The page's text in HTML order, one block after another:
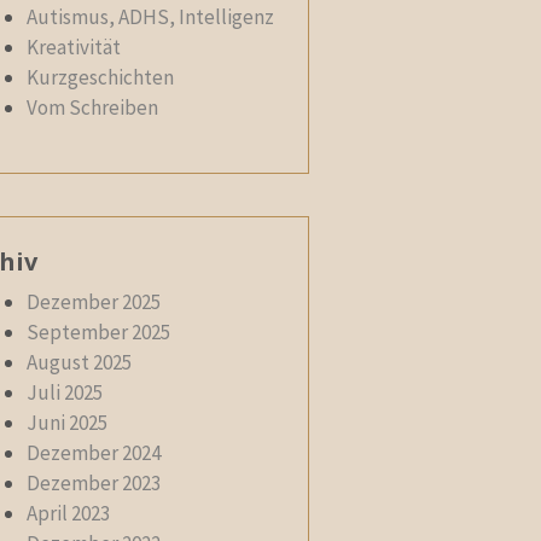
Autismus, ADHS, Intelligenz
Kreativität
Kurzgeschichten
Vom Schreiben
Dezember 2025
September 2025
August 2025
Juli 2025
Juni 2025
Dezember 2024
Dezember 2023
April 2023